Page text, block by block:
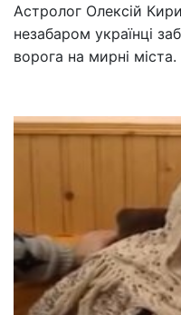
Астролог Олексій
незабаром українці
ворога на мирні міста.